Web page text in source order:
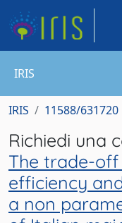
IRIS
IRIS 11588/631720
Richiedi una
The trade-
efficiency
a non